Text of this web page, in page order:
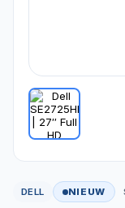
DELL NIEUW